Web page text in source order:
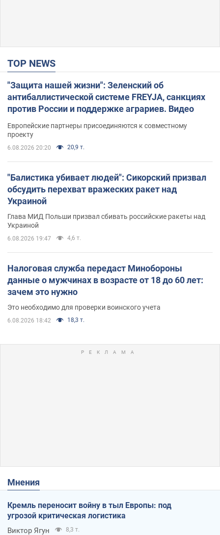
TOP NEWS
"Защита нашей жизни": Зеленский об
антибаллистической системе FREYJA, санкциях
против России и поддержке аграриев. Видео
Европейские партнеры присоединяются к совместному
проекту
6.08.2026 20:20 20,9 т.
"Балистика убивает людей": Сикорский призвал
обсудить перехват вражеских ракет над
Украиной
Глава МИД Польши призвал сбивать российские ракеты над
Украиной
6.08.2026 19:47 4,6 т.
Налоговая служба передаст Минобороны
данные о мужчинах в возрасте от 18 до 60 лет:
зачем это нужно
Это необходимо для проверки воинского учета
6.08.2026 18:42 18,3 т.
Мнения
Кремль переносит войну в тыл Европы: под
угрозой критическая логистика
Виктор Ягун 8,3 т.